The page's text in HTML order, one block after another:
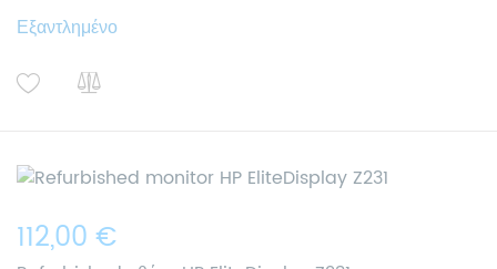
Εξαντλημένο
112,00 €